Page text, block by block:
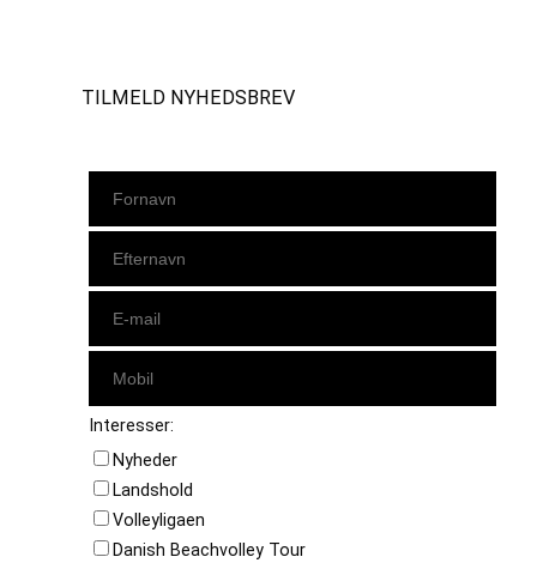
TILMELD NYHEDSBREV
Interesser:
Nyheder
Landshold
Volleyligaen
Danish Beachvolley Tour